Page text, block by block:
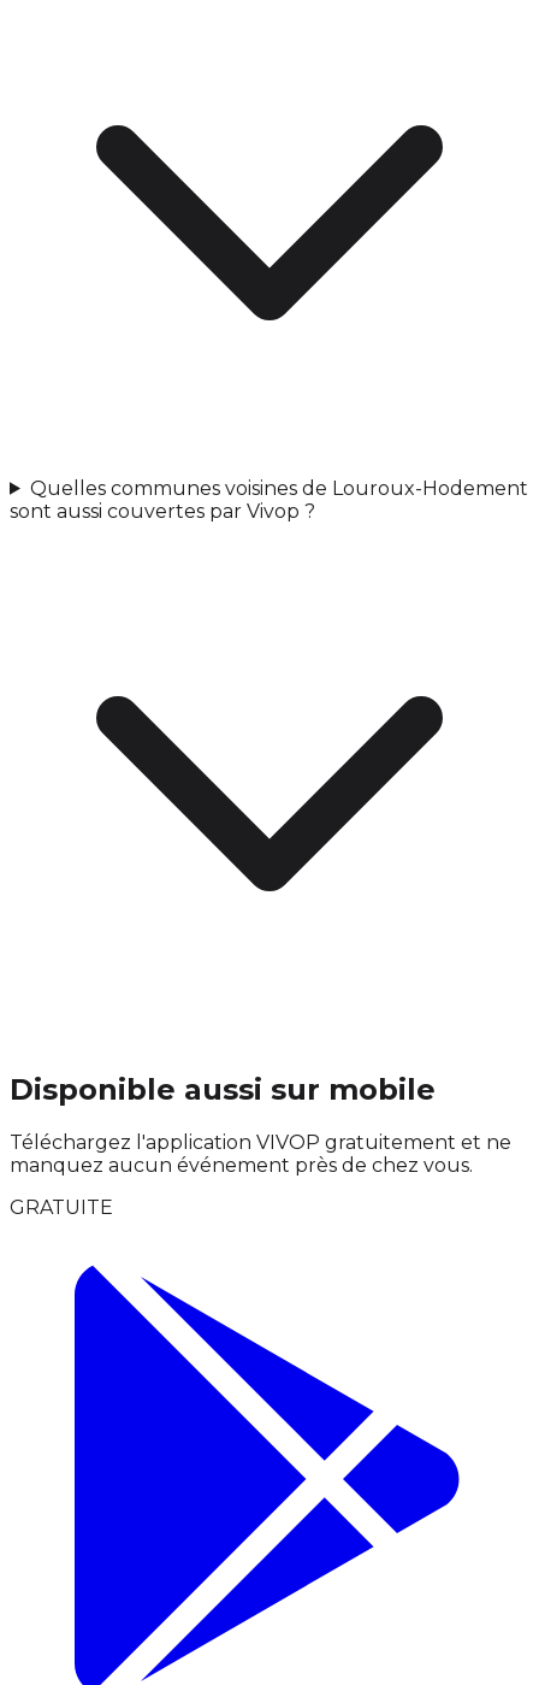
Quelles communes voisines de Louroux-Hodement
sont aussi couvertes par Vivop ?
Disponible aussi sur mobile
Téléchargez l'application VIVOP gratuitement et ne
manquez aucun événement près de chez vous.
GRATUITE